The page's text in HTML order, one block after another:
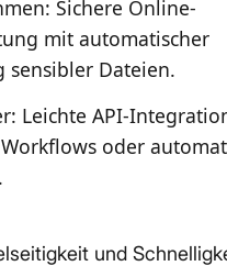
Sichere Online-
mit automatischer
sensibler Dateien.
Leichte API-
oder
und